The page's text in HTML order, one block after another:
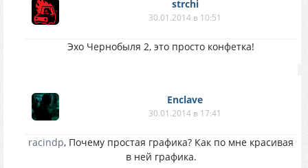
strchi
30.01.2014 в 10:51
Эхо Чернобыля 2, это просто конфетка!
Enclave
30.01.2014 в 17:41
racindp, Почему простая графика? Как по мне красивая
в ней графика.